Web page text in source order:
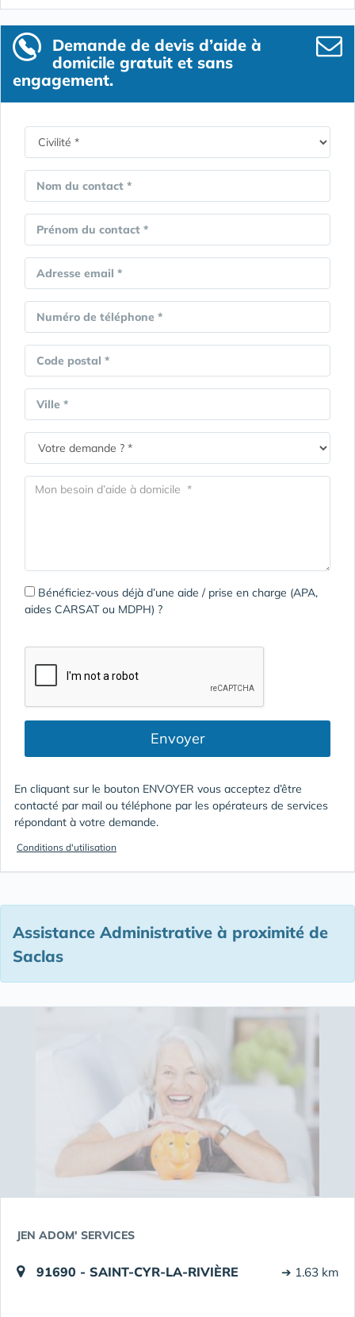
Demande de devis d’aide à
domicile gratuit et sans
engagement.
Nom du contact *
Prénom du contact *
Adresse email *
Numéro de téléphone *
Code postal *
Ville *
Bénéficiez-vous déjà d’une aide / prise en charge (APA,
aides CARSAT ou MDPH) ?
Envoyer
En cliquant sur le bouton ENVOYER vous acceptez d’être
contacté par mail ou téléphone par les opérateurs de services
répondant à votre demande.
Conditions d'utilisation
Assistance Administrative à proximité de
Saclas
JEN ADOM' SERVICES
91690 - SAINT-CYR-LA-RIVIÈRE ➔ 1.63 km